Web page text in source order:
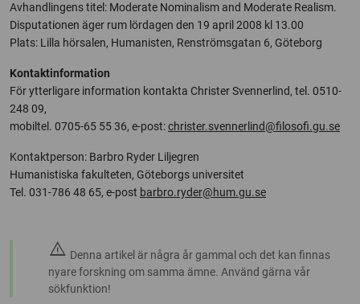
Avhandlingens titel: Moderate Nominalism and Moderate Realism.
Disputationen äger rum lördagen den 19 april 2008 kl 13.00
Plats: Lilla hörsalen, Humanisten, Renströmsgatan 6, Göteborg
Kontaktinformation
För ytterligare information kontakta Christer Svennerlind, tel. 0510-
248 09,
mobiltel. 0705-65 55 36, e-post:christer.svennerlind@filosofi.gu.se
Kontaktperson: Barbro Ryder Liljegren
Humanistiska fakulteten, Göteborgs universitet
Tel. 031-786 48 65, e-post barbro.ryder@hum.gu.se
warning Denna artikel är några år gammal och det kan finnas
nyare forskning om samma ämne. Använd gärna vår
sökfunktion!